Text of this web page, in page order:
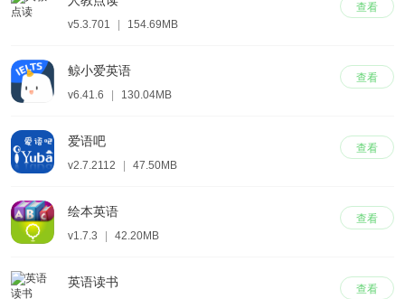
查看
v5.3.701 154.69MB
查看
鲸小爱英语
v6.41.6 130.04MB
查看
爱语吧
v2.7.2112 47.50MB
查看
绘本英语
v1.7.3 42.20MB
查看
英语读书